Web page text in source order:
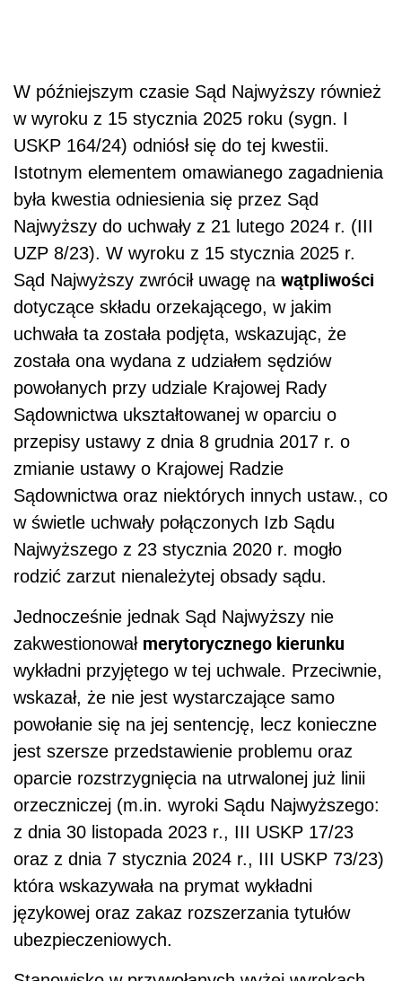
W późniejszym czasie Sąd Najwyższy również
w wyroku z 15 stycznia 2025 roku (sygn. I
USKP 164/24) odniósł się do tej kwestii.
Istotnym elementem omawianego zagadnienia
była kwestia odniesienia się przez Sąd
Najwyższy do uchwały z 21 lutego 2024 r. (III
UZP 8/23). W wyroku z 15 stycznia 2025 r.
Sąd Najwyższy zwrócił uwagę na wątpliwości
dotyczące składu orzekającego, w jakim
uchwała ta została podjęta, wskazując, że
została ona wydana z udziałem sędziów
powołanych przy udziale Krajowej Rady
Sądownictwa ukształtowanej w oparciu o
przepisy ustawy z dnia 8 grudnia 2017 r. o
zmianie ustawy o Krajowej Radzie
Sądownictwa oraz niektórych innych ustaw., co
w świetle uchwały połączonych Izb Sądu
Najwyższego z 23 stycznia 2020 r. mogło
rodzić zarzut nienależytej obsady sądu.
Jednocześnie jednak Sąd Najwyższy nie
zakwestionował merytorycznego kierunku
wykładni przyjętego w tej uchwale. Przeciwnie,
wskazał, że nie jest wystarczające samo
powołanie się na jej sentencję, lecz konieczne
jest szersze przedstawienie problemu oraz
oparcie rozstrzygnięcia na utrwalonej już linii
orzeczniczej (m.in. wyroki Sądu Najwyższego:
z dnia 30 listopada 2023 r., III USKP 17/23
oraz z dnia 7 stycznia 2024 r., III USKP 73/23)
która wskazywała na prymat wykładni
językowej oraz zakaz rozszerzania tytułów
ubezpieczeniowych.